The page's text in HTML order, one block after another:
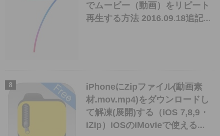
でムービー（動画）をリピート
再生する方法 2016.09.18追記...
iPhoneにZipファイル(動画素
材.mov.mp4)をダウンロードし
て解凍(展開)する（iOS 7,8,9・
iZip）iOSのiMovieで使える...